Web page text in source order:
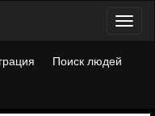
Поиск людей